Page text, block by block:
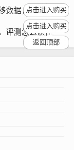
进行选购，可以
买纸飞机账号
进行选购，可以
便宜纸飞机账号购买使用引导：怎么迁移数据，在哪设置隐私
评测怎么读懂
点击进入购买
点击进入购买
返回顶部